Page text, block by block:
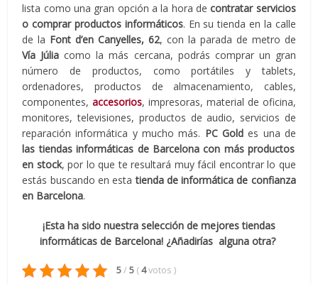
lista como una gran opción a la hora decontratar servicios
o comprar productos informáticos. En su tienda en la calle
de la Font d’en Canyelles, 62, con la parada de metro de
Vía Júlia como la más cercana, podrás comprar un gran
número de productos, como portátiles y tablets,
ordenadores, productos de almacenamiento, cables,
componentes,accesorios, impresoras, material de oficina,
monitores, televisiones, productos de audio, servicios de
reparación informática y mucho más. PC Goldes una de
las tiendas informáticas de Barcelona con más productos
en stock, por lo que te resultará muy fácil encontrar lo que
estás buscando en estatienda de informática de confianza
en Barcelona.
¡Esta ha sido nuestra selección de mejores tiendas
informáticas de Barcelona! ¿Añadirías alguna otra?
5/ 5 (4votos )